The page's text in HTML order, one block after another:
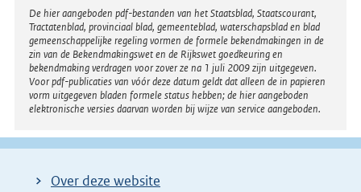
Disclaimer
De hier aangeboden pdf-bestanden van het Staatsblad, Staatscourant,
Tractatenblad, provinciaal blad, gemeenteblad, waterschapsblad en blad
gemeenschappelijke regeling vormen de formele bekendmakingen in de
zin van de Bekendmakingswet en de Rijkswet goedkeuring en
bekendmaking verdragen voor zover ze na 1 juli 2009 zijn uitgegeven.
Voor pdf-publicaties van vóór deze datum geldt dat alleen de in papieren
vorm uitgegeven bladen formele status hebben; de hier aangeboden
elektronische versies daarvan worden bij wijze van service aangeboden.
Over deze website